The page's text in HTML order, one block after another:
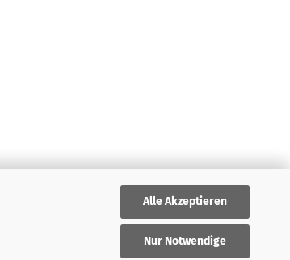
Alle Akzeptieren
Nur Notwendige